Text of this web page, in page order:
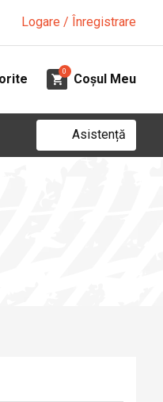
Logare / Înregistrare
0
Coșul Meu
Asistență